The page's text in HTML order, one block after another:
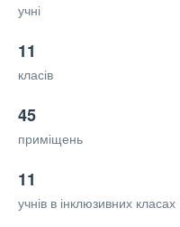
учні
11
класів
45
приміщень
11
учнів в інклюзивних класах